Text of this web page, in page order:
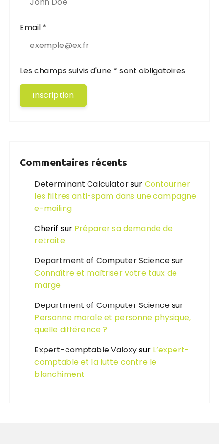
Email *
Les champs suivis d'une * sont obligatoires
Commentaires récents
Determinant Calculatorsur Contourner
les filtres anti-spam dans une campagne
e-mailing
Cherif sur Préparer sa demande de
retraite
Department of Computer Sciencesur
Connaître et maîtriser votre taux de
marge
Department of Computer Sciencesur
Personne morale et personne physique,
quelle différence ?
Expert-comptable Valoxysur L’expert-
comptable et la lutte contre le
blanchiment